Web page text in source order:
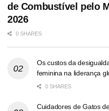
de Combustível pelo
2026
0 SHARES
Os custos da
feminina na liderança
0 SHARES
Cuidadores de Gatos